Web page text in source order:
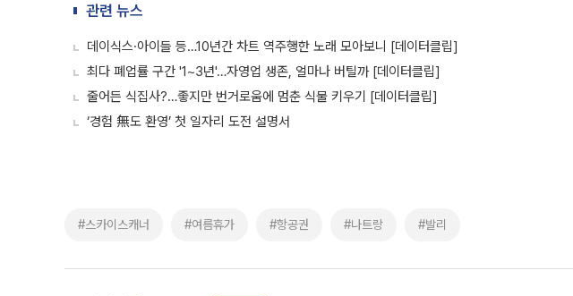
관련 뉴스
데이식스·아이들 등…10년간 차트 역주행한 노래 모아보니 [데이터클립]
최다 폐업률 구간 '1~3년'…자영업 생존, 얼마나 버틸까 [데이터클립]
줄어든 식집사?…좋지만 번거로움에 멈춘 식물 키우기 [데이터클립]
‘경험 無도 환영’ 첫 일자리 도전 설명서
#스카이스캐너 #여름휴가 #항공권 #나트랑 #발리